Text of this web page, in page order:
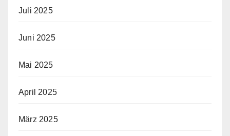
Juli 2025
Juni 2025
Mai 2025
April 2025
März 2025